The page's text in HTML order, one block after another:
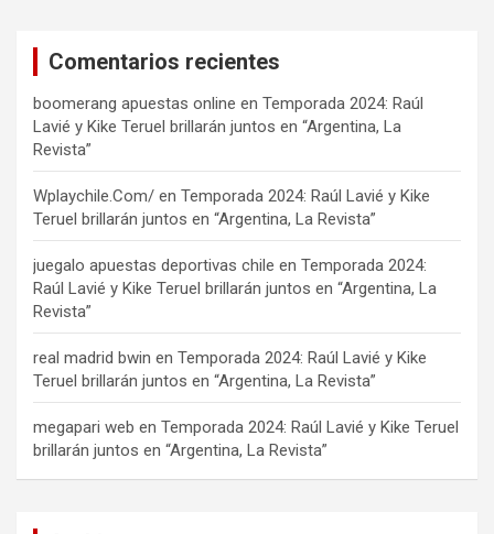
Comentarios recientes
boomerang apuestas online en Temporada 2024: Raúl
Lavié y Kike Teruel brillarán juntos en “Argentina, La
Revista”
Wplaychile.Com/ en Temporada 2024: Raúl Lavié y Kike
Teruel brillarán juntos en “Argentina, La Revista”
juegalo apuestas deportivas chile en Temporada 2024:
Raúl Lavié y Kike Teruel brillarán juntos en “Argentina, La
Revista”
real madrid bwin en Temporada 2024: Raúl Lavié y Kike
Teruel brillarán juntos en “Argentina, La Revista”
megapari web en Temporada 2024: Raúl Lavié y Kike Teruel
brillarán juntos en “Argentina, La Revista”